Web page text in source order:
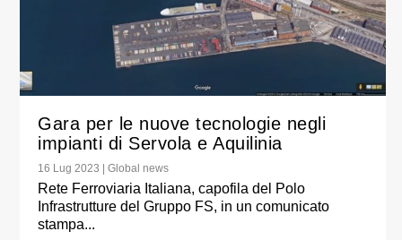
Gara per le nuove tecnologie negli
impianti di Servola e Aquilinia
16 Lug 2023 |Global news
Rete Ferroviaria Italiana, capofila del Polo
Infrastrutture del Gruppo FS, in un comunicato
stampa...